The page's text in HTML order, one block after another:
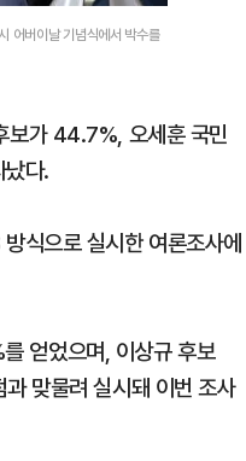
어버이날 기념식에서 박수를
보가 44.7%, 오세훈 국민
다.
식으로 실시한 여론조사에
얻었으며, 이상규 후보
맞물려 실시돼 이번 조사